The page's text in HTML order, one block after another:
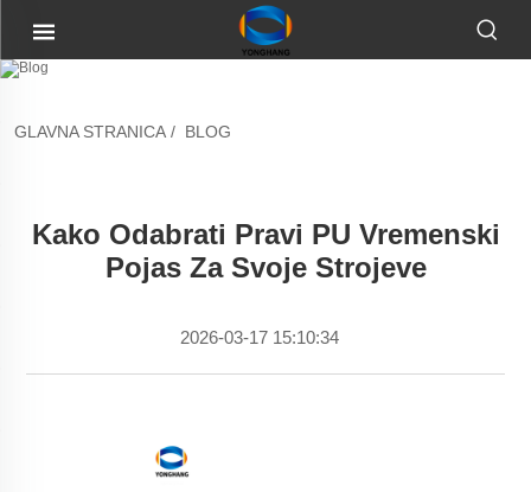
GLAVNA STRANICA / BLOG
Kako Odabrati Pravi PU Vremenski
Pojas Za Svoje Strojeve
2026-03-17 15:10:34